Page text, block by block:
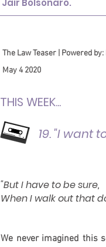
Jair Bolsonaro.
The Law Teaser | Powered
May 4 2020
THIS WEEK...
19. "I want
"But I have to be sure,
When I walk out that
We never imagined this